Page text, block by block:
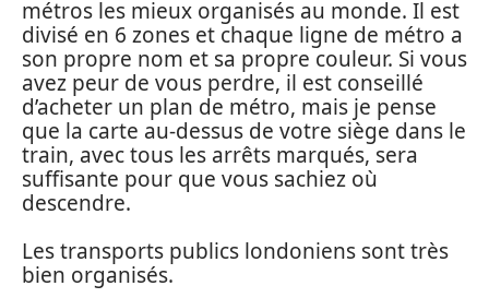
métros les mieux organisés au monde. Il est
divisé en 6 zones et chaque ligne de métro a
son propre nom et sa propre couleur. Si vous
avez peur de vous perdre, il est conseillé
d’acheter un plan de métro, mais je pense
que la carte au-dessus de votre siège dans le
train, avec tous les arrêts marqués, sera
suffisante pour que vous sachiez où
descendre.
Les transports publics londoniens sont très
bien organisés.